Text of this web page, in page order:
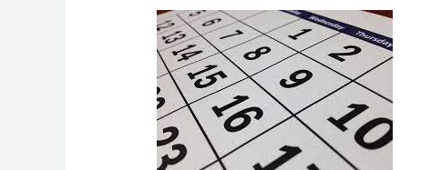
Tenemos
Plan
Antifraude
¿y
ahora
qué?